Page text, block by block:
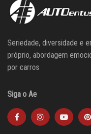
Seriedade, diversidade e
próprio, abordagem
por carros
Siga o Ae